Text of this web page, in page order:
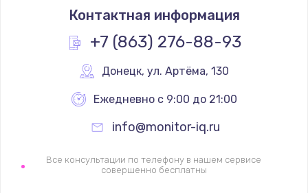
Не сопряжается с устройством
900 руб.
Заказать
Помехи и искажение звука
900 руб.
Контактная информация
+7 (863) 276-88-93
Донецк, ул. Артёма, 130
Ежедневно с 9:00 до 21:00
info@monitor-iq.ru
Все консультации по телефону в нашем сервисе
совершенно бесплатны